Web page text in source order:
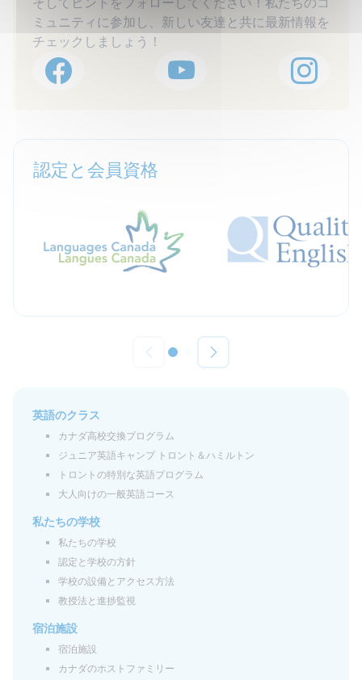
ミュニティに参加し、新しい友達と共に最新情報を
チェックしましょう！
認定と会員資格
英語のクラス
カナダ高校交換プログラム
ジュニア英語キャンプ トロント＆ハミルトン
トロントの特別な英語プログラム
大人向けの一般英語コース
私たちの学校
私たちの学校
認定と学校の方針
学校の設備とアクセス方法
教授法と進捗監視
宿泊施設
宿泊施設
カナダのホストファミリー